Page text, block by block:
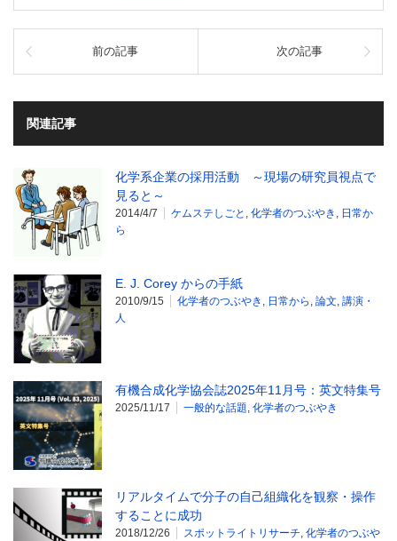
前の記事 次の記事
関連記事
化学系企業の採用活動 ～現場の研究員視点で
見ると～
2014/4/7 ケムステしごと , 化学者のつぶやき , 日常か
ら
E. J. Corey からの手紙
2010/9/15 化学者のつぶやき , 日常から , 論文, 講演・
人
有機合成化学協会誌2025年11月号：英文特集号
2025/11/17 一般的な話題, 化学者のつぶやき
リアルタイムで分子の自己組織化を観察・操作
することに成功
2018/12/26 スポットライトリサーチ, 化学者のつぶや